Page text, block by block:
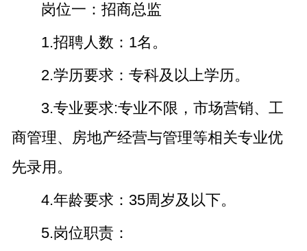
岗位一：招商总监
1.招聘人数：1名。
2.学历要求：专科及以上学历。
3.专业要求:专业不限，市场营销、工
商管理、房地产经营与管理等相关专业优
先录用。
4.年龄要求：35周岁及以下。
5.岗位职责：